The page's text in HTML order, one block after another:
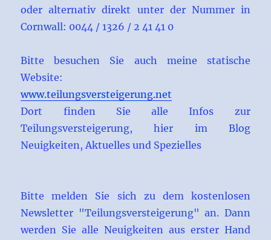
oder alternativ direkt unter der Nummer in
Cornwall: 0044 / 1326 / 2 41 41 0
Bitte besuchen Sie auch meine statische
Website:
www.teilungsversteigerung.net
Dort finden Sie alle Infos zur
Teilungsversteigerung, hier im Blog
Neuigkeiten, Aktuelles und Spezielles
Bitte melden Sie sich zu dem kostenlosen
Newsletter "Teilungsversteigerung" an. Dann
werden Sie alle Neuigkeiten aus erster Hand